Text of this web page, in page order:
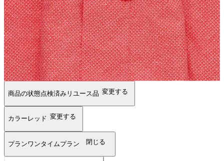
商品の状態点検済みリユース品 変更する
カラー レッド 変更する
プランワンタイムプラン 閉じる